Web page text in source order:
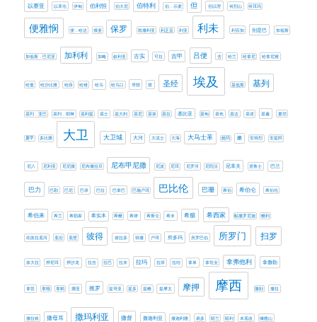
以赛亚 以革伦 伊甸 伯利恒 伯大尼 伯特利 伯．示麦 但 但以理 何烈山 何珥玛
便雅悯 便．哈达 俄斐 保罗 凯撒利亚 利乏音 利亚 利未 利百加 别是巴 加低斯
加低斯．巴尼亚 加利利 加略 叙利亚 古实 可拉 吉甲 吕便 含 哈兰 哈拿尼 哈拿尼雅
哈曼 哈沙比雅 哈薛 哈难 哈马 哈马口 哥辖 噩 圣经 埃及 基低斯 基列
基列．亚巴 基列．耶琳 基利提 基士 基大利 基尼 基抹 基拉 基比亚 基甸 基色 基达 基述 基遍 夏琐
夏甲 多比雅 大卫 大卫城 大河 大流士 大海 大马士革 她玛 嫩 安得烈 安提阿
尼八 尼利亚 尼尼微 尼布撒拉旦 尼布甲尼撒 尼波 尼珥 尼罗河 尼陀法 尼革夫 居鲁士 巴兰
巴力 巴勒 巴尼 巴录 巴拉 巴拿巴 巴施户珥 巴比伦 巴珊 希伯 希伯仑 希伯伦
希伯来 希兰 希勒家 希实本 希幔 希律 希斯仑 希未 希腊 希西家 帖撒罗尼迦 幔利
幼发拉底河 底但 底璧 彼得 彼拉多 得撒 户珥 所多玛 所罗巴伯 所罗门 扫罗
抹大拉 押尼珥 押沙龙 拉吉 拉巴 拉末 拉玛 拉班 拉结 拿单 拿坦业 拿弗他利 拿撒勒
拿答 拿顺 拿鹤 挪亚 推罗 提哥亚 提多 提幔 提摩太 摩押 摩西 撒刻 撒拉
撒拉铁 撒母耳 撒玛利亚 撒督 撒迦利亚 撒迦利雅 易多 暗兰 暗利 末底改 橄榄山